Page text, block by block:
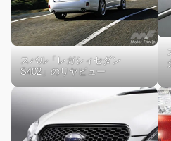
スバル「レガシィセダン
S402」のリヤビュー